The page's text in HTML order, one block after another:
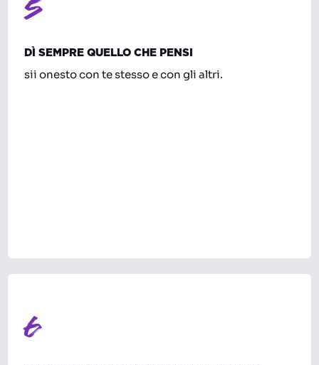
DÌ SEMPRE QUELLO CHE PENSI
sii onesto con te stesso e con gli altri.
6